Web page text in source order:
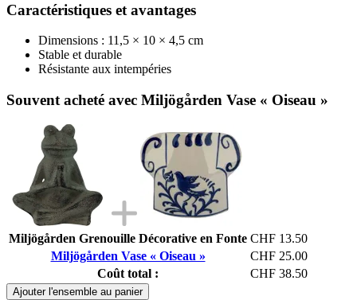
Caractéristiques et avantages
Dimensions : 11,5 × 10 × 4,5 cm
Stable et durable
Résistante aux intempéries
Souvent acheté avec Miljögården Vase « Oiseau »
Miljögården Grenouille Décorative en Fonte CHF 13.50
Miljögården Vase « Oiseau »
CHF 25.00
Coût total :
CHF 38.50
Ajouter l'ensemble au panier